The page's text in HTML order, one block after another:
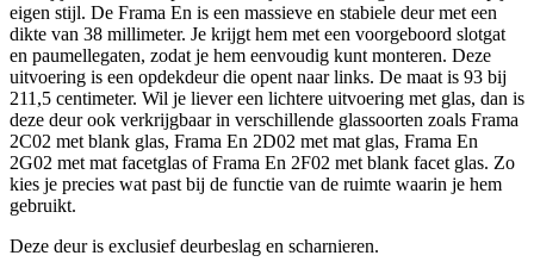
eigen stijl. De Frama En is een massieve en stabiele deur met een
dikte van 38 millimeter. Je krijgt hem met een voorgeboord slotgat
en paumellegaten, zodat je hem eenvoudig kunt monteren. Deze
uitvoering is een opdekdeur die opent naar links. De maat is 93 bij
211,5 centimeter. Wil je liever een lichtere uitvoering met glas, dan is
deze deur ook verkrijgbaar in verschillende glassoorten zoals Frama
2C02 met blank glas, Frama En 2D02 met mat glas, Frama En
2G02 met mat facetglas of Frama En 2F02 met blank facet glas. Zo
kies je precies wat past bij de functie van de ruimte waarin je hem
gebruikt.
Deze deur is exclusief deurbeslag en scharnieren.